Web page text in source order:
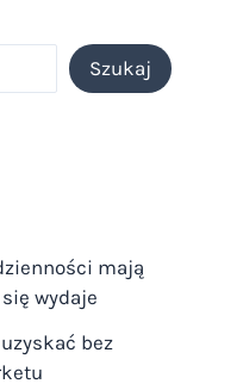
Szukaj
mają
wydaje
bez